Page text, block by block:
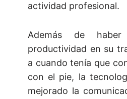
actividad profesional.
Además de
productividad en su
a cuando tenía que
con el pie, la
mejorado la